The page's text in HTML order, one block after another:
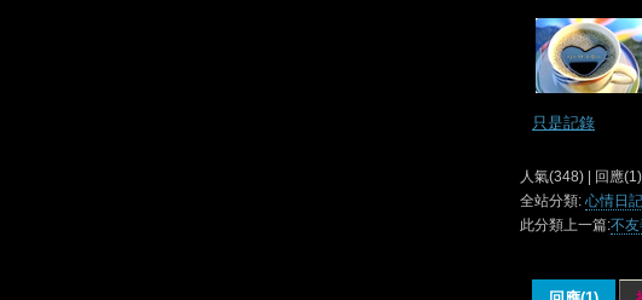
只是記錄
人氣(348) | 回應
全站分類: 心情日
此分類上一篇:不